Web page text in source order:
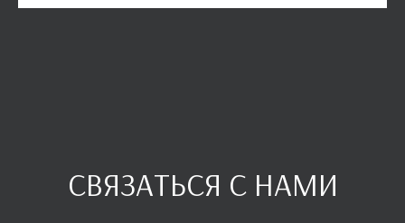
СВЯЗАТЬСЯ С НАМИ